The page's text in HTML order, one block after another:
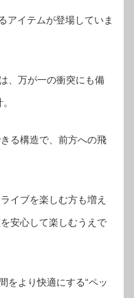
アイテムが登場していま
、万が一の衝突にも備
る構造で、前方への飛
イブを楽しむ方も増え
安心して楽しむうえで
をより快適にする“ペッ